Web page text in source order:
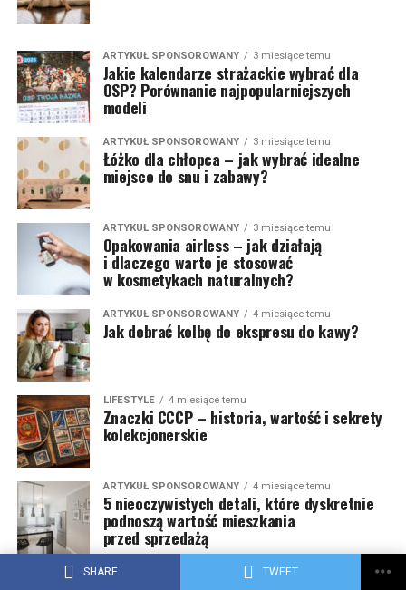
SHARE TWEET
ARTYKUŁ SPONSOROWANY 3 miesiące temu
Jakie kalendarze strażackie wybrać dla
OSP? Porównanie najpopularniejszych
modeli
ARTYKUŁ SPONSOROWANY 3 miesiące temu
Łóżko dla chłopca – jak wybrać idealne
miejsce do snu i zabawy?
ARTYKUŁ SPONSOROWANY 3 miesiące temu
Opakowania airless – jak działają
i dlaczego warto je stosować
w kosmetykach naturalnych?
ARTYKUŁ SPONSOROWANY 4 miesiące temu
Jak dobrać kolbę do ekspresu do kawy?
LIFESTYLE 4 miesiące temu
Znaczki CCCP – historia, wartość i sekrety
kolekcjonerskie
ARTYKUŁ SPONSOROWANY 4 miesiące temu
5 nieoczywistych detali, które dyskretnie
podnoszą wartość mieszkania
przed sprzedażą
ARTYKUŁ SPONSOROWANY 4 miesiące temu